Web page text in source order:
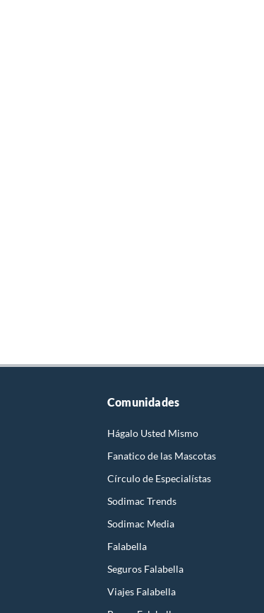
Comunidades
Hágalo Usted Mismo
Fanatico de las Mascotas
Círculo de Especialístas
Sodimac Trends
Sodimac Media
Falabella
Seguros Falabella
Viajes Falabella